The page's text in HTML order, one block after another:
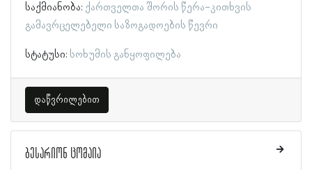
საქმიანობა: ქართველთა შორის წერა-კითხვის
გამავრცელებელი საზოგადოების წევრი
სტატუსი: სოხუმის განყოფილება
დაწვრილებით
ბესარიონ ცომაია